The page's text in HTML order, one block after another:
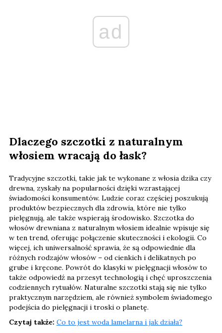
ad
Dlaczego szczotki z naturalnym
włosiem wracają do łask?
Tradycyjne szczotki, takie jak te wykonane z włosia dzika czy
drewna, zyskały na popularności dzięki wzrastającej
świadomości konsumentów. Ludzie coraz częściej poszukują
produktów bezpiecznych dla zdrowia, które nie tylko
pielęgnują, ale także wspierają środowisko. Szczotka do
włosów drewniana z naturalnym włosiem idealnie wpisuje się
w ten trend, oferując połączenie skuteczności i ekologii. Co
więcej, ich uniwersalność sprawia, że są odpowiednie dla
różnych rodzajów włosów – od cienkich i delikatnych po
grube i kręcone. Powrót do klasyki w pielęgnacji włosów to
także odpowiedź na przesyt technologią i chęć uproszczenia
codziennych rytuałów. Naturalne szczotki stają się nie tylko
praktycznym narzędziem, ale również symbolem świadomego
podejścia do pielęgnacji i troski o planetę.
Czytaj także: Co to jest woda lamelarna i jak działa?